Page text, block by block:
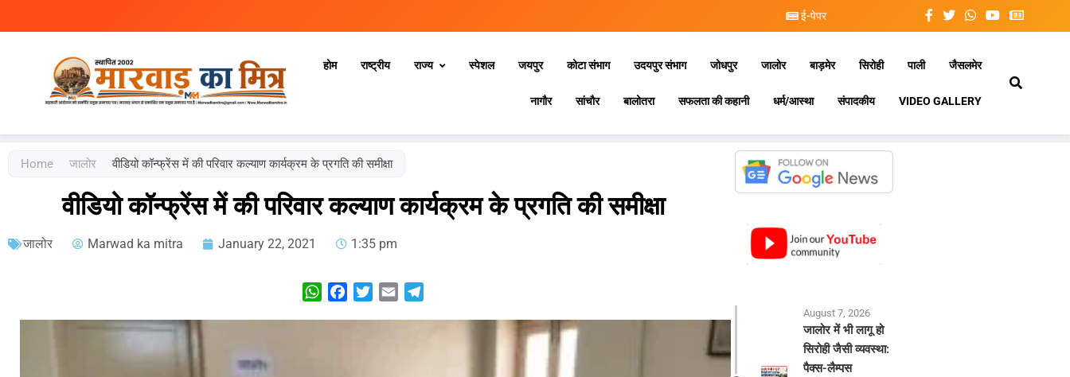
ई-पेपर
Marwad Ka Mitra
होम राष्ट्रीय राज्य स्‍पेशल जयपुर कोटा संभाग उदयपुर संभाग जोधपुर जालोर बाड़मेर सिरोही पाली जैसलमेर
नागौर सांचौर बालोतरा सफलता की कहानी धर्म/आस्था संपादकीय VIDEO GALLERY
Home जालोर वीडियो कॉन्फ्रेंस में की परिवार कल्याण कार्यक्रम के प्रगति की समीक्षा
वीडियो कॉन्फ्रेंस में की परिवार कल्याण कार्यक्रम के प्रगति की समीक्षा
जालोर Marwad ka mitra January 22, 2021 1:35 pm
WhatsAppFacebookTwitterEmail
August 7, 2026
जालोर में भी लागू हो
सिरोही जैसी व्यवस्था:
पैक्स-लैम्पस